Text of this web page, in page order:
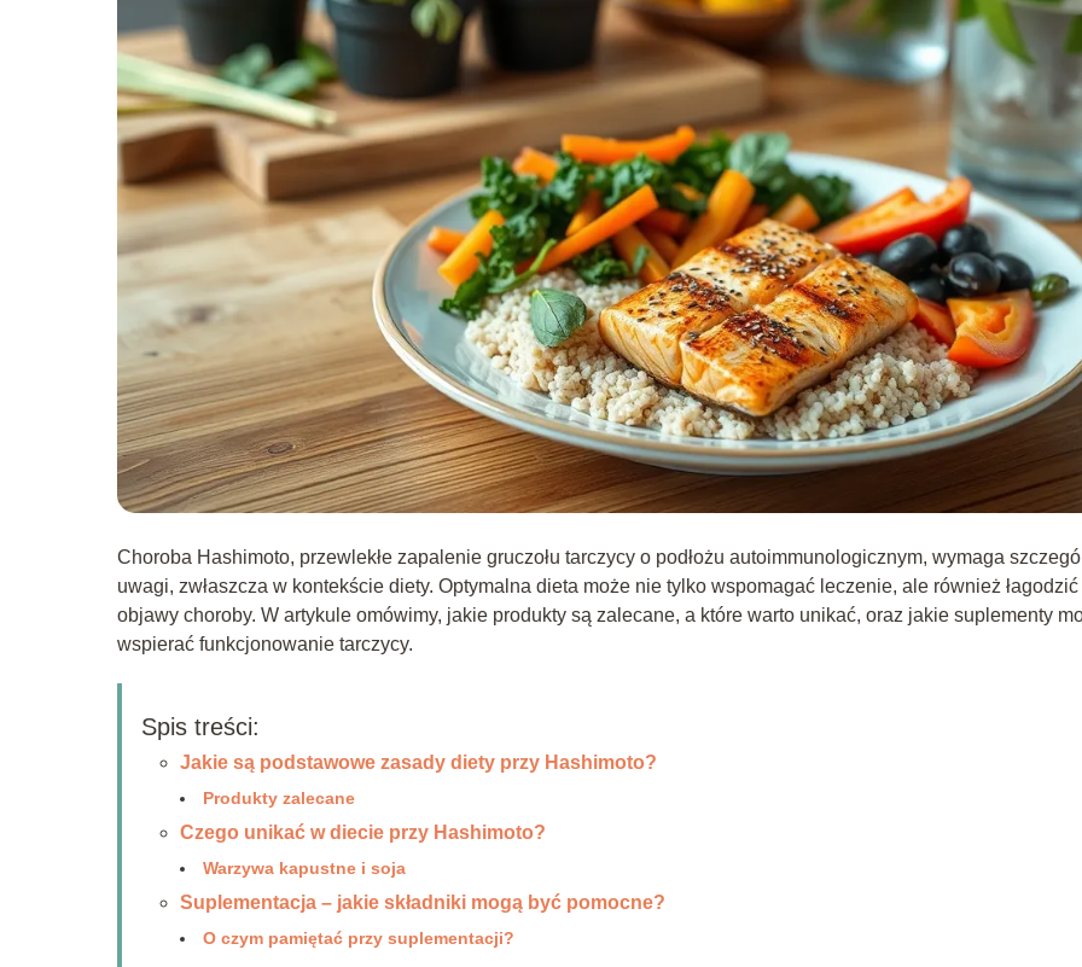
Choroba Hashimoto, przewlekłe zapalenie gruczołu tarczycy o podłożu autoimmunologicznym, wymaga
uwagi, zwłaszcza w kontekście diety. Optymalna dieta może nie tylko wspomagać leczenie, ale również łagodzić
objawy choroby. W artykule omówimy, jakie produkty są zalecane, a które warto unikać, oraz jakie suplementy
wspierać funkcjonowanie tarczycy.
Spis treści:
Jakie są podstawowe zasady diety przy Hashimoto?
Produkty zalecane
Czego unikać w diecie przy Hashimoto?
Warzywa kapustne i soja
Suplementacja – jakie składniki mogą być pomocne?
O czym pamiętać przy suplementacji?